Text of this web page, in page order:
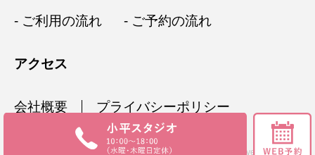
- ご利用の流れ
- ご予約の流れ
アクセス
会社概要 プライバシーポリシー
Copyright © 2020 STUDIO TAKANO All rights reserved.